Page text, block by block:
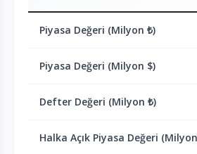
Piyasa Değeri (Milyon ₺)
Piyasa Değeri (Milyon $)
Defter Değeri (Milyon ₺)
Halka Açık Piyasa Değeri